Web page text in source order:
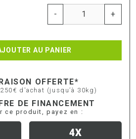
- +
AU PANIER
OFFERTE*
d'achat (jusqu’à 30kg)
DE FINANCEMENT
ce produit, payez en :
4X